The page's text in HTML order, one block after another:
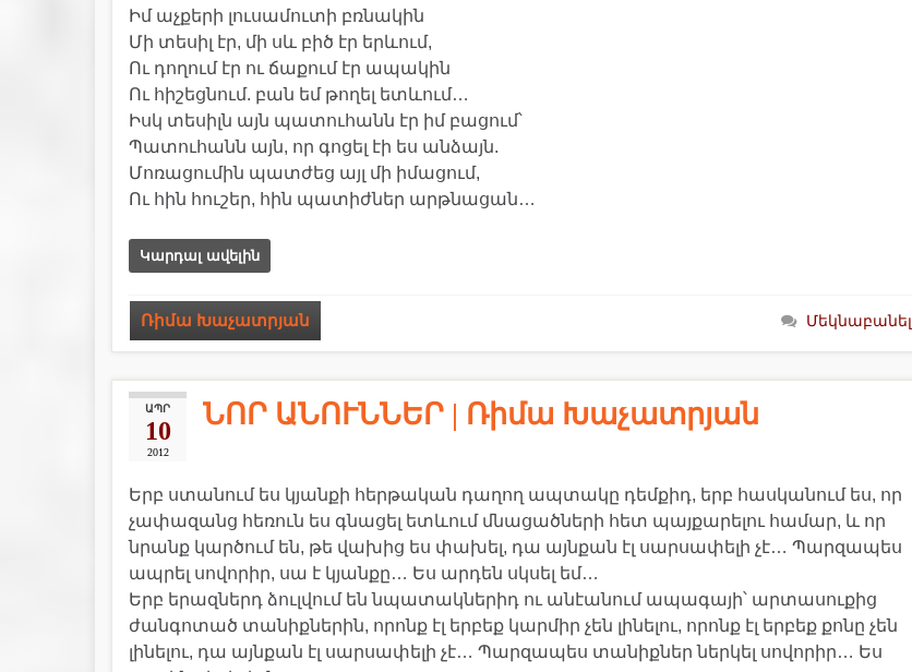
Իմ աչքերի լուսամուտի բռնակին
Մի տեսիլ էր, մի սև բիծ էր երևում,
Ու դողում էր ու ճաքում էր ապակին
Ու հիշեցնում. բան եմ թողել ետևում…
Իսկ տեսիլն այն պատուհանն էր իմ բացում՝
Պատուհանն այն, որ գոցել էի ես անձայն.
Մոռացումին պատժեց այլ մի իմացում,
Ու հին հուշեր, հին պատիժներ արթնացան…
Կարդալ ավելին
Ռիմա Խաչատրյան Մեկնաբանել
ԱՊՐ
10
2012
ՆՈՐ ԱՆՈՒՆՆԵՐ | Ռիմա Խաչատրյան
Երբ ստանում ես կյանքի հերթական դաղող ապտակը դեմքիդ, երբ հասկանում ես, որ
չափազանց հեռուն ես գնացել ետևում մնացածների հետ պայքարելու համար, և որ
նրանք կարծում են, թե վախից ես փախել, դա այնքան էլ սարսափելի չէ… Պարզապես
ապրել սովորիր, սա է կյանքը… Ես արդեն սկսել եմ…
Երբ երազներդ ձուլվում են նպատակներիդ ու անէանում ապագայի՝ արտասուքից
ժանգոտած տանիքներին, որոնք էլ երբեք կարմիր չեն լինելու, որոնք էլ երբեք քոնը չեն
լինելու, դա այնքան էլ սարսափելի չէ… Պարզապես տանիքներ ներկել սովորիր… Ես